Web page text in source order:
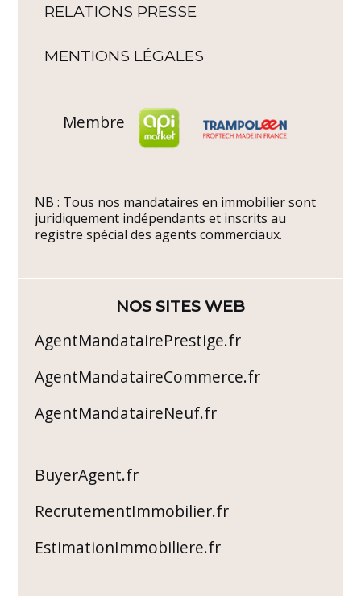
RELATIONS PRESSE
MENTIONS LÉGALES
Membre
NB : Tous nos mandataires en immobilier sont
juridiquement indépendants et inscrits au
registre spécial des agents commerciaux.
NOS SITES WEB
AgentMandatairePrestige.fr
AgentMandataireCommerce.fr
AgentMandataireNeuf.fr
BuyerAgent.fr
RecrutementImmobilier.fr
EstimationImmobiliere.fr